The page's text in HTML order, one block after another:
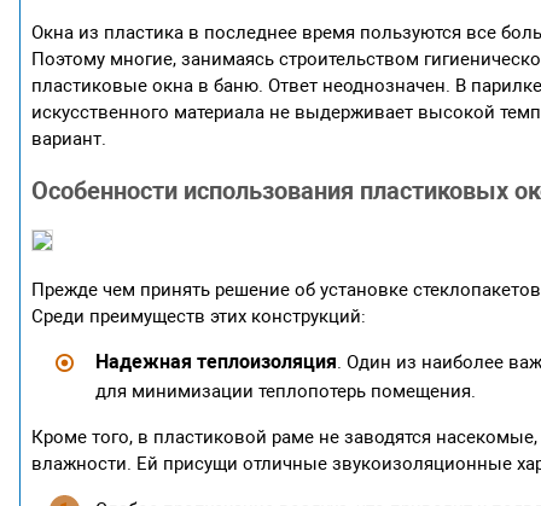
Окна из пластика в последнее время пользуются все
Поэтому многие, занимаясь строительством
пластиковые окна в баню. Ответ неоднозначен. В
искусственного материала не выдерживает высокой
вариант.
Особенности использования пластиковых
Прежде чем принять решение об установке
Среди преимуществ этих конструкций:
Надежная теплоизоляция. Один из наиболее
для минимизации теплопотерь помещения.
Кроме того, в пластиковой раме не заводятся
влажности. Ей присущи отличные звукоизоляционные